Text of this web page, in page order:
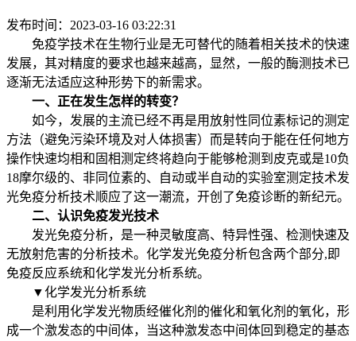
发布时间：2023-03-16 03:22:31
免疫学技术在生物行业是无可替代的随着相关技术的快速
发展，其对精度的要求也越来越高，显然，一般的酶测技术已
逐渐无法适应这种形势下的新需求。
一、正在发生怎样的转变？
如今，发展的主流已经不再是用放射性同位素标记的测定
方法（避免污染环境及对人体损害）而是转向于能在任何地方
操作快速均相和固相测定终将趋向于能够枪测到皮克或是10负
18摩尔级的、非同位素的、自动或半自动的实验室测定技术发
光免疫分析技术顺应了这一潮流，开创了免疫诊断的新纪元。
二、认识免疫发光技术
发光免疫分析，是一种灵敏度高、特异性强、检测快速及
无放射危害的分析技术。化学发光免疫分析包含两个部分,即
免疫反应系统和化学发光分析系统。
▼化学发光分析系统
是利用化学发光物质经催化剂的催化和氧化剂的氧化，形
成一个激发态的中间体，当这种激发态中间体回到稳定的基态